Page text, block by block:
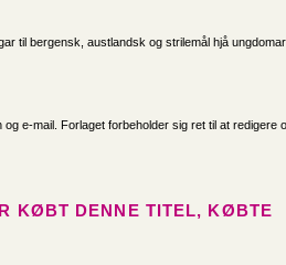
til bergensk, austlandsk og strilemål hjå
e-mail. Forlaget forbeholder sig ret til at redigere
KØBT DENNE TITEL, KØBTE